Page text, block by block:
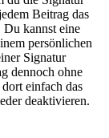
Beitrag das
Du kannst eine
persönlichen
Signatur
dennoch ohne
einfach das
deaktivieren.